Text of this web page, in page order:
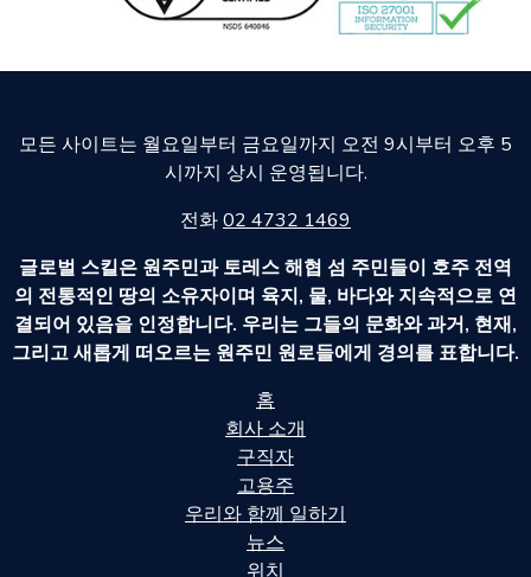
모든 사이트는 월요일부터 금요일까지 오전 9시부터 오후 5
시까지 상시 운영됩니다.
전화02 4732 1469
글로벌 스킬은 원주민과 토레스 해협 섬 주민들이 호주 전역
의 전통적인 땅의 소유자이며 육지, 물, 바다와 지속적으로 연
결되어 있음을 인정합니다. 우리는 그들의 문화와 과거, 현재,
그리고 새롭게 떠오르는 원주민 원로들에게 경의를 표합니다.
홈
회사 소개
구직자
고용주
우리와 함께 일하기
뉴스
위치